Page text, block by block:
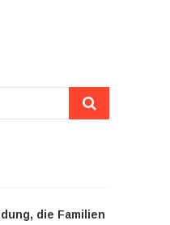
Suchen
die Familien